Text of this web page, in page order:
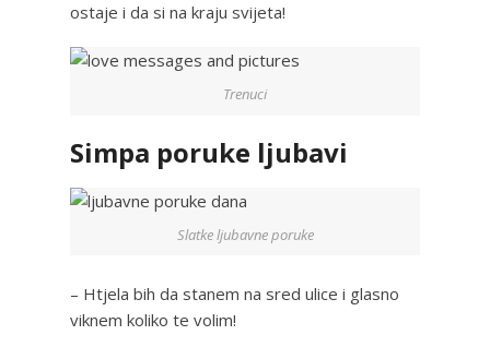
ostaje i da si na kraju svijeta!
Trenuci
Simpa poruke ljubavi
Slatke ljubavne poruke
– Htjela bih da stanem na sred ulice i glasno
viknem koliko te volim!